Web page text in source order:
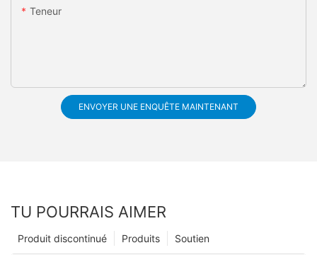
Teneur
ENVOYER UNE ENQUÊTE MAINTENANT
TU POURRAIS AIMER
Soutien
Produits
Produit discontinué